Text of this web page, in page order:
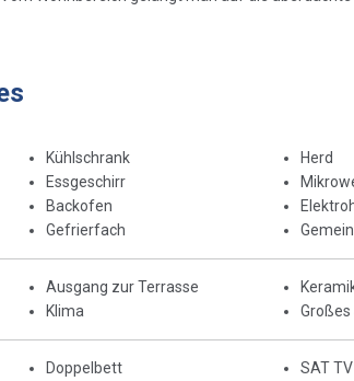
Kühlschrank
Essgeschirr
Backofen
Gefrierfach
Herd
Ausgang zur Terrasse
Klima
Doppelbett SAT TV